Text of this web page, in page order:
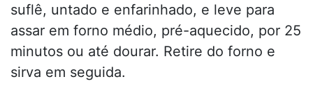
suflê, untado e enfarinhado, e leve para
assar em forno médio, pré-aquecido, por 25
minutos ou até dourar. Retire do forno e
sirva em seguida.